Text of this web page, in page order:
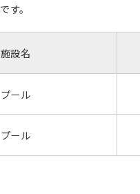
す。
施設名
プール
プール